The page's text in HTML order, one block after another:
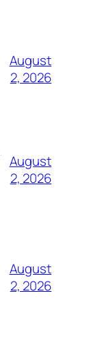
August
2, 2026
August
2, 2026
August
2, 2026